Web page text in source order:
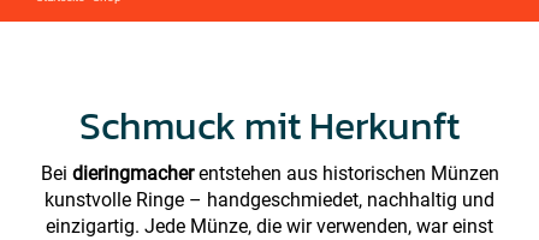
Schmuck mit Herkunft
Bei dieringmacherentstehen aus historischen Münzen
kunstvolle Ringe – handgeschmiedet, nachhaltig und
einzigartig. Jede Münze, die wir verwenden, war einst